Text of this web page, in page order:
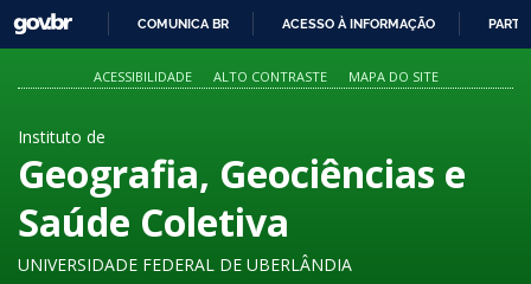
PARA
O
GOVBR
COMUNICA BR ACESSO À INFORMAÇÃO
ACESSIBILIDADE ALTO CONTRASTE MAPA DO SITE
Instituto de
Geografia, Geociências e
Saúde Coletiva
UNIVERSIDADE FEDERAL DE UBERLÂNDIA